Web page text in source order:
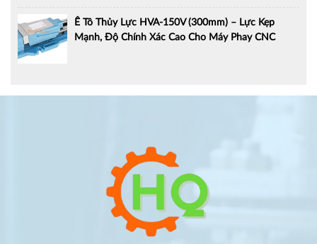
Ê Tô Thủy Lực HVA-150V (300mm) – Lực Kẹp
Mạnh, Độ Chính Xác Cao Cho Máy Phay CNC